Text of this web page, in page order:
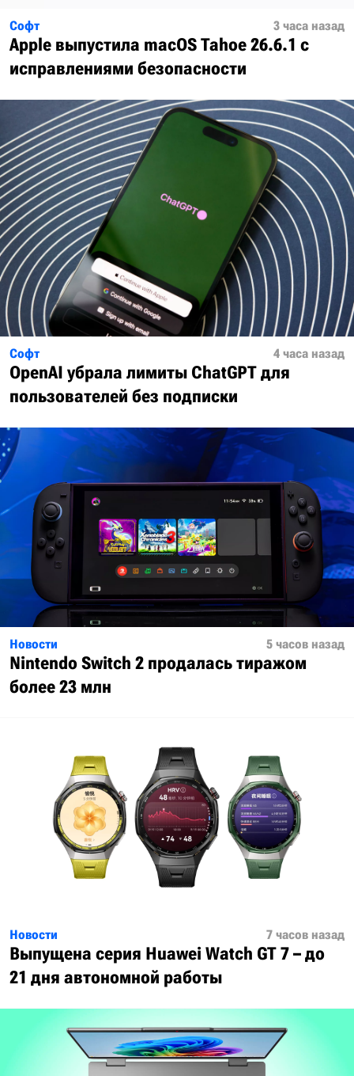
Софт 3 часа назад
Apple выпустила macOS Tahoe 26.6.1 с
исправлениями безопасности
Софт 4 часа назад
OpenAI убрала лимиты ChatGPT для
пользователей без подписки
Новости 5 часов назад
Nintendo Switch 2 продалась тиражом
более 23 млн
Новости 7 часов назад
Выпущена серия Huawei Watch GT 7 – до
21 дня автономной работы